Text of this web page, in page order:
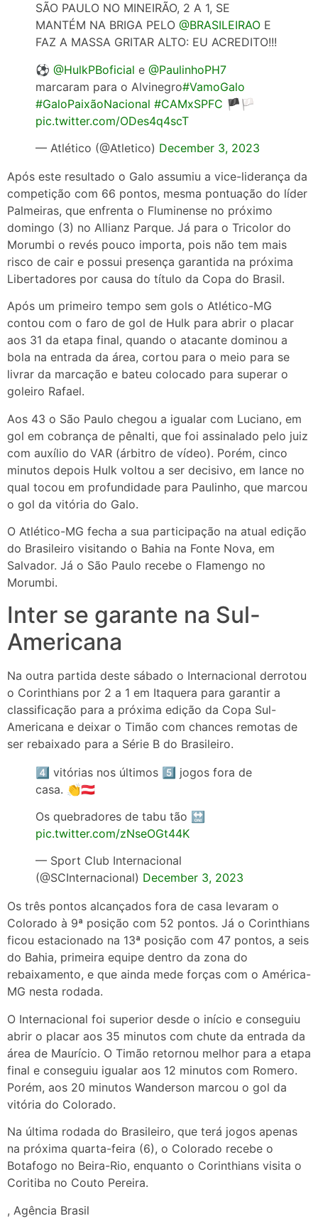
SÃO PAULO NO MINEIRÃO, 2 A 1, SE
MANTÉM NA BRIGA PELO @BRASILEIRAO E
FAZ A MASSA GRITAR ALTO: EU ACREDITO!!!
⚽ @HulkPBoficial e @PaulinhoPH7
marcaram para o Alvinegro#VamoGalo
#GaloPaixãoNacional #CAMxSPFC 🏴🏳️
pic.twitter.com/ODes4q4scT
— Atlético (@Atletico) December 3, 2023
Após este resultado o Galo assumiu a vice-liderança da
competição com 66 pontos, mesma pontuação do líder
Palmeiras, que enfrenta o Fluminense no próximo
domingo (3) no Allianz Parque. Já para o Tricolor do
Morumbi o revés pouco importa, pois não tem mais
risco de cair e possui presença garantida na próxima
Libertadores por causa do título da Copa do Brasil.
Após um primeiro tempo sem gols o Atlético-MG
contou com o faro de gol de Hulk para abrir o placar
aos 31 da etapa final, quando o atacante dominou a
bola na entrada da área, cortou para o meio para se
livrar da marcação e bateu colocado para superar o
goleiro Rafael.
Aos 43 o São Paulo chegou a igualar com Luciano, em
gol em cobrança de pênalti, que foi assinalado pelo juiz
com auxílio do VAR (árbitro de vídeo). Porém, cinco
minutos depois Hulk voltou a ser decisivo, em lance no
qual tocou em profundidade para Paulinho, que marcou
o gol da vitória do Galo.
O Atlético-MG fecha a sua participação na atual edição
do Brasileiro visitando o Bahia na Fonte Nova, em
Salvador. Já o São Paulo recebe o Flamengo no
Morumbi.
Inter se garante na Sul-
Americana
Na outra partida deste sábado o Internacional derrotou
o Corinthians por 2 a 1 em Itaquera para garantir a
classificação para a próxima edição da Copa Sul-
Americana e deixar o Timão com chances remotas de
ser rebaixado para a Série B do Brasileiro.
4⃣ vitórias nos últimos 5⃣ jogos fora de
casa. 👏🇦🇹
Os quebradores de tabu tão 🔛
pic.twitter.com/zNseOGt44K
— Sport Club Internacional
(@SCInternacional) December 3, 2023
Os três pontos alcançados fora de casa levaram o
Colorado à 9ª posição com 52 pontos. Já o Corinthians
ficou estacionado na 13ª posição com 47 pontos, a seis
do Bahia, primeira equipe dentro da zona do
rebaixamento, e que ainda mede forças com o América-
MG nesta rodada.
O Internacional foi superior desde o início e conseguiu
abrir o placar aos 35 minutos com chute da entrada da
área de Maurício. O Timão retornou melhor para a etapa
final e conseguiu igualar aos 12 minutos com Romero.
Porém, aos 20 minutos Wanderson marcou o gol da
vitória do Colorado.
Na última rodada do Brasileiro, que terá jogos apenas
na próxima quarta-feira (6), o Colorado recebe o
Botafogo no Beira-Rio, enquanto o Corinthians visita o
Coritiba no Couto Pereira.
, Agência Brasil